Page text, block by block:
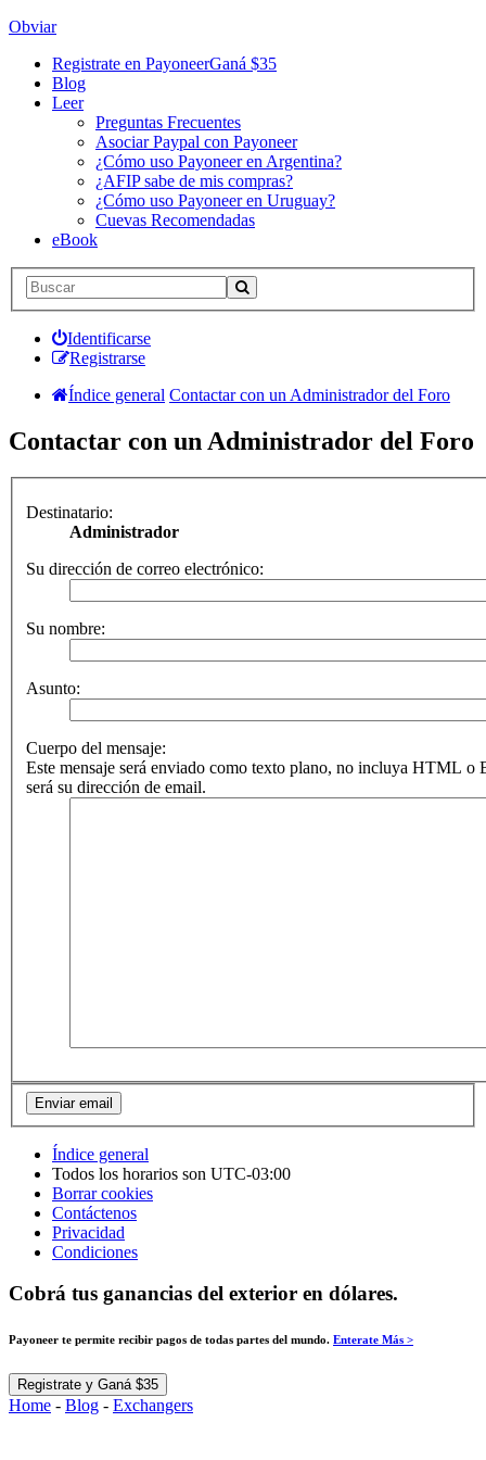
Obviar
Registrate en PayoneerGaná $35
Blog
Leer
Preguntas Frecuentes
Asociar Paypal con Payoneer
¿Cómo uso Payoneer en Argentina?
¿AFIP sabe de mis compras?
¿Cómo uso Payoneer en Uruguay?
Cuevas Recomendadas
eBook
Identificarse
Registrarse
Índice general Contactar con un Administrador del Foro
Contactar con un Administrador del Foro
Destinatario:
Administrador
Su dirección de correo electrónico:
Su nombre:
Asunto:
Cuerpo del mensaje:
Este mensaje será enviado como texto plano, no incluya HTML o
será su dirección de email.
Índice general
Todos los horarios son UTC-03:00
Borrar cookies
Contáctenos
Privacidad
Condiciones
Cobrá tus ganancias del exterior en dólares.
Payoneer te permite recibir pagos de todas partes del mundo. Enterate Más >
Registrate y Ganá $35
Home - Blog - Exchangers